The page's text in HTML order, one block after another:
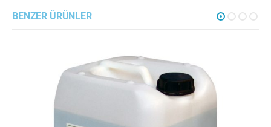
BENZER ÜRÜNLER